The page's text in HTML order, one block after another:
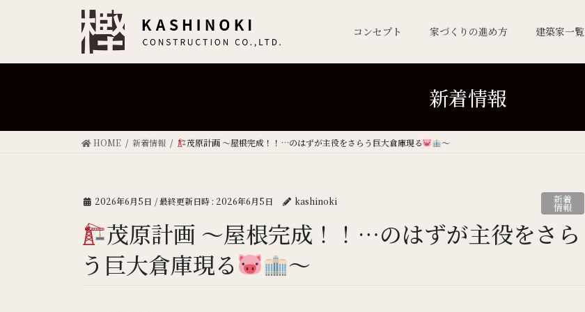
コンセプト 家づくりの進め方 建築家一覧
新着情報
HOME 新着情報 茂原計画 ～屋根完成！！…のはずが主役をさらう巨大倉庫現る ～
2026年6月5日 / 最終更新日時 : 2026年6月5日 kashinoki 新着
情報
茂原計画 ～屋根完成！！…のはずが主役をさら
う巨大倉庫現る
～